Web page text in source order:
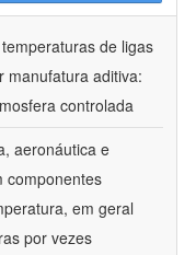
de ligas
manufatura aditiva:
controlada
aeronáutica e
componentes
em geral
por vezes